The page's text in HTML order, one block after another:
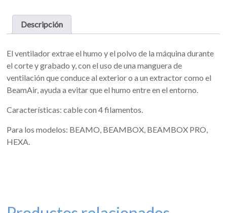
Descripción
El ventilador extrae el humo y el polvo de la máquina durante
el corte y grabado y, con el uso de una manguera de
ventilación que conduce al exterior o a un extractor como el
BeamAir, ayuda a evitar que el humo entre en el entorno.
Características: cable con 4 filamentos.
Para los modelos: BEAMO, BEAMBOX, BEAMBOX PRO,
HEXA.